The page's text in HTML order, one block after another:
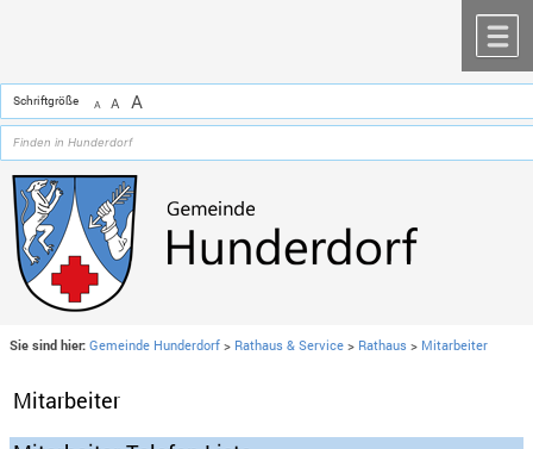
Schriftgröße A A A
Sie sind hier: Gemeinde Hunderdorf > Rathaus & Service > Rathaus > Mitarbeiter
Mitarbeiter